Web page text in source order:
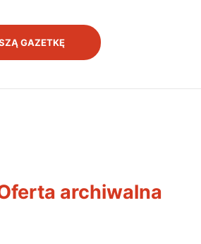
GAZETKĘ
archiwalna